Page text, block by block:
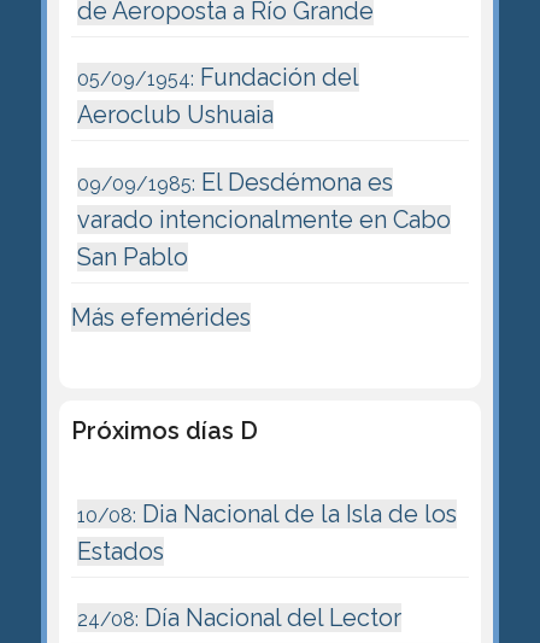
de Aeroposta a Río Grande
05/09/1954: Fundación del
Aeroclub Ushuaia
09/09/1985: El Desdémona es
varado intencionalmente en Cabo
San Pablo
Más efemérides
Próximos días D
10/08: Dia Nacional de la Isla de los
Estados
24/08: Día Nacional del Lector